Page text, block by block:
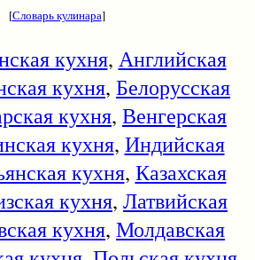
[Словарь кулинара]
кухня, Английская
кухня, Белорусская
кухня, Венгерская
кухня, Индийская
кухня, Казахская
кухня, Латвийская
кухня, Молдавская